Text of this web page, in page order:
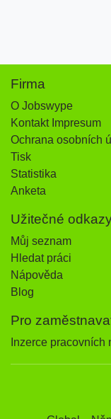
Firma
O Jobswype
Kontakt Impresum
Ochrana osobních
Tisk
Statistika
Anketa
Užitečné
Můj seznam
Hledat práci
Nápověda
Blog
Pro
Inzerce pracovních